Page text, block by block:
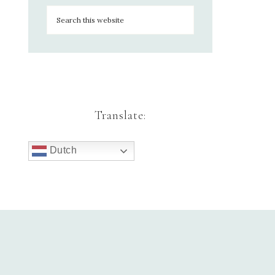
Translate:
Dutch